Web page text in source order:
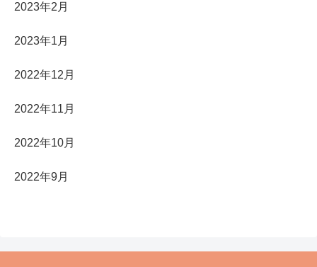
2023年2月
2023年1月
2022年12月
2022年11月
2022年10月
2022年9月